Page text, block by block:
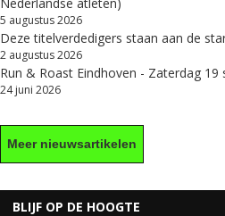
5 augustus 2026
Deze titelverdedigers staan aan de
2 augustus 2026
Run & Roast Eindhoven - Zaterdag 19
24 juni 2026
Meer nieuwsartikelen
BLIJF OP DE HOOGTE